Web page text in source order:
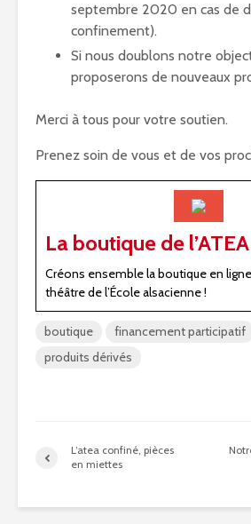
septembre 2020 en cas de
confinement).
Si nous doublons notre
proposerons de nouveaux
Merci à tous pour votre soutien.
Prenez soin de vous et de vos
La boutique de l’ATEA
Créons ensemble la boutique en ligne
théâtre de l’École alsacienne !
boutique financement participatif
produits dérivés
L’atea confiné, pièces
en miettes